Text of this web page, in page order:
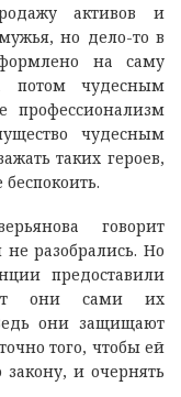
активов и
но дело-то в
на саму
потом чудесным
профессионализм
чудесным
таких героев,
говорит
не разобрались. Но
предоставили
они сами их
они защищают
того, чтобы ей
и очернять